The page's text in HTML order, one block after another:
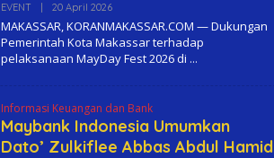
EVENT 20 April 2026O
L
E
H
K
M
MAKASSAR, KORANMAKASSAR.COM — Dukungan
Pemerintah Kota Makassar terhadap
pelaksanaan MayDay Fest 2026 di
Informasi Keuangan dan Bank
Maybank Indonesia Umumkan
Dato’ Zulkiflee Abbas Abdul Hamid